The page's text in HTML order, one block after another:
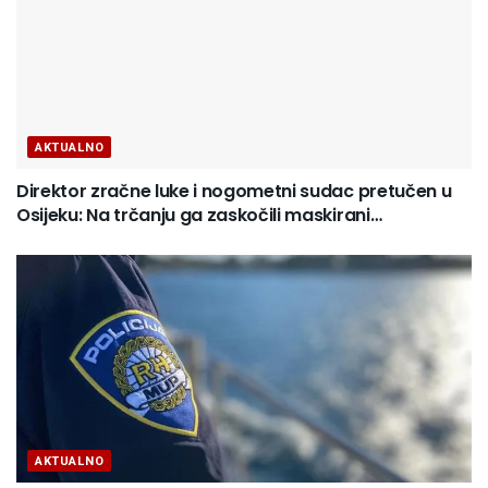
AKTUALNO
Direktor zračne luke i nogometni sudac pretučen u
Osijeku: Na trčanju ga zaskočili maskirani…
AKTUALNO